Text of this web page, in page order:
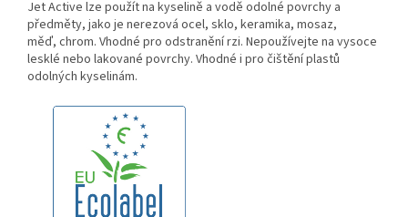
Jet Active lze použít na kyselině a vodě odolné povrchy a
předměty, jako je nerezová ocel, sklo, keramika, mosaz,
měď, chrom. Vhodné pro odstranění rzi. Nepoužívejte na vysoce
lesklé nebo lakované povrchy. Vhodné i pro čištění plastů
odolných kyselinám.